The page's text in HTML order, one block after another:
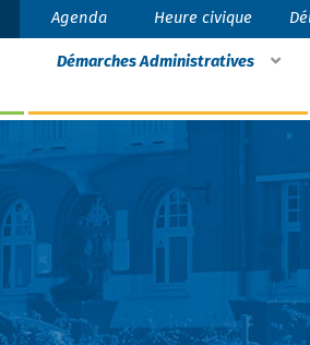
Agenda Heure civique
Démarches Administratives